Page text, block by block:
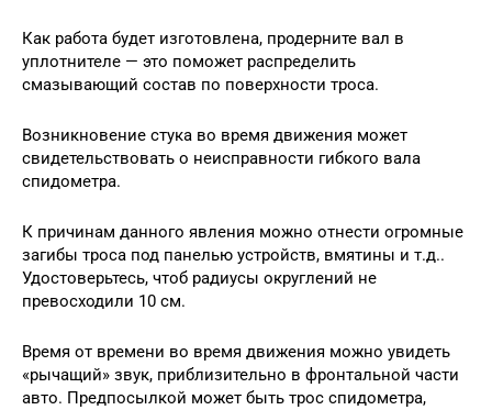
Как работа будет изготовлена, продерните вал в
уплотнителе — это поможет распределить
смазывающий состав по поверхности троса.
Возникновение стука во время движения может
свидетельствовать о неисправности гибкого вала
спидометра.
К причинам данного явления можно отнести огромные
загибы троса под панелью устройств, вмятины и т.д..
Удостоверьтесь, чтоб радиусы округлений не
превосходили 10 см.
Время от времени во время движения можно увидеть
«рычащий» звук, приблизительно в фронтальной части
авто. Предпосылкой может быть трос спидометра,